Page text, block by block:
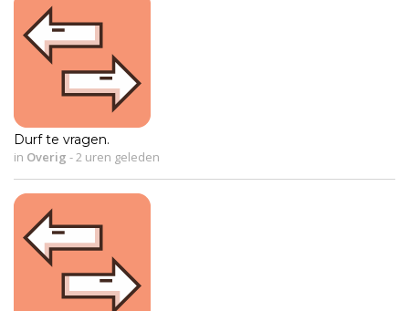
Durf te vragen.
in Overig -2 uren geleden